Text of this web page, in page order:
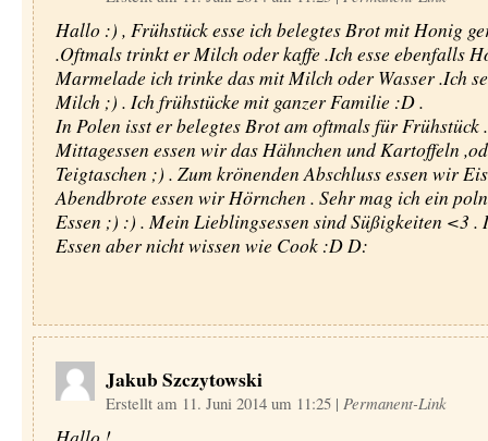
Hallo :) , Frühstück esse ich belegtes Brot mit Honig
.Oftmals trinkt er Milch oder kaffe .Ich esse ebenfalls
Marmelade ich trinke das mit Milch oder Wasser .Ich
Milch ;) . Ich frühstücke mit ganzer Familie :D .
In Polen isst er belegtes Brot am oftmals für Frühstück
Mittagessen essen wir das Hähnchen und Kartoffeln
Teigtaschen ;) . Zum krönenden Abschluss essen wir
Abendbrote essen wir Hörnchen . Sehr mag ich ein
Essen ;) :) . Mein Lieblingsessen sind Süßigkeiten <3 .
Essen aber nicht wissen wie Cook :D D:
Jakub Szczytowski
Erstellt am 11. Juni 2014 um 11:25 | Permanent-Link